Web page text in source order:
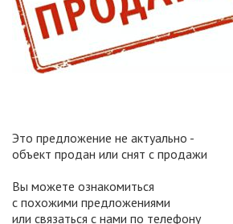
Это предложение не актуально -
объект продан или снят с продажи
Вы можете ознакомиться
с похожими предложениями
или связаться с нами по телефону